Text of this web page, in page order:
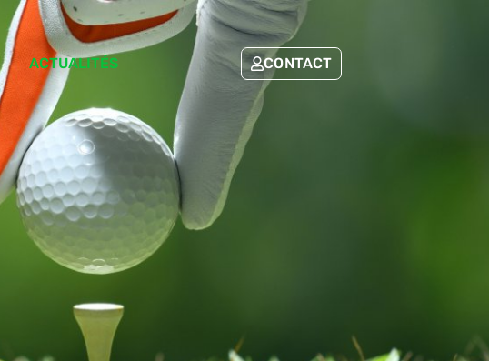
ACTUALITÉS CONTACT